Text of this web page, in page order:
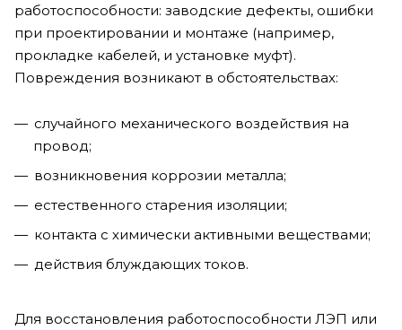
работоспособности: заводские дефекты, ошибки
при проектировании и монтаже (например,
прокладке кабелей, и установке муфт).
Повреждения возникают в обстоятельствах:
случайного механического воздействия на
провод;
возникновения коррозии металла;
естественного старения изоляции;
контакта с химически активными веществами;
действия блуждающих токов.
Для восстановления работоспособности ЛЭП или